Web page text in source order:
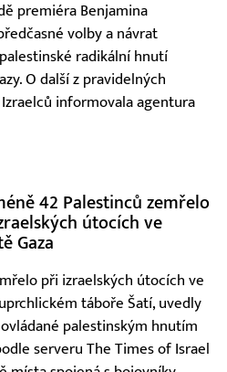
premiéra Benjamina
volby a návrat
radikální hnutí
O další z pravidelných
informovala agentura
42 Palestinců zemřelo
útocích ve
Gaza
při izraelských útocích ve
táboře Šatí, uvedly
palestinským hnutím
serveru The Times of Israel